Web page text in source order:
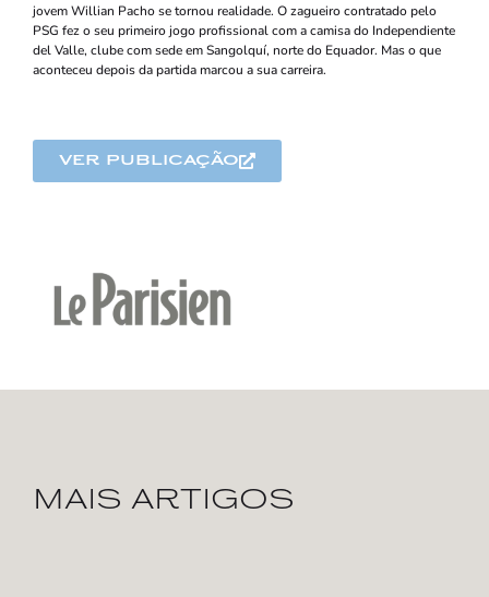
jovem Willian Pacho se tornou realidade. O zagueiro contratado pelo
PSG fez o seu primeiro jogo profissional com a camisa do Independiente
del Valle, clube com sede em Sangolquí, norte do Equador. Mas o que
aconteceu depois da partida marcou a sua carreira.
ver publicação
MAIS ARTIGOS